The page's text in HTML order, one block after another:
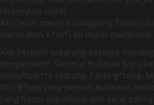
tersenyum nakal.
Aku terus memijit punggung Tante
merasakan K*nt*l ku mulai membesar
Aku berpikir sekarang saatnya
dengan aktif. Seumur hidupku baru
meny*tub*hi seorang Tante g*rang.
film B*kep yang pernah kutonton
yang harus kuperbuat dan yang